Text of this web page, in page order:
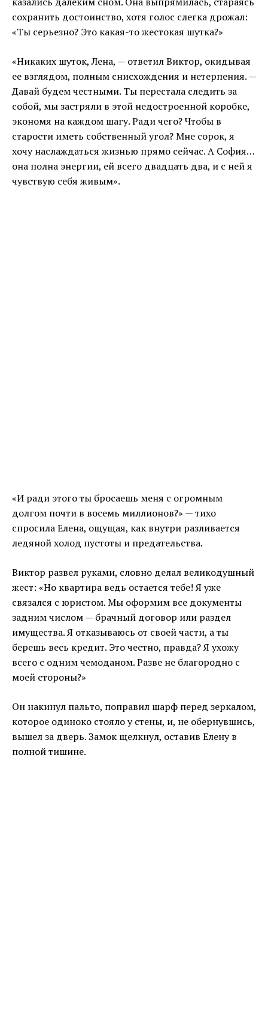
сохранить достоинство, хотя голос слегка дрожал:
«Ты серьезно? Это какая-то жестокая шутка?»
«Никаких шуток, Лена, — ответил Виктор, окидывая
ее взглядом, полным снисхождения и нетерпения. —
Давай будем честными. Ты перестала следить за
собой, мы застряли в этой недостроенной коробке,
экономя на каждом шагу. Ради чего? Чтобы в
старости иметь собственный угол? Мне сорок, я
хочу наслаждаться жизнью прямо сейчас. А София…
она полна энергии, ей всего двадцать два, и с ней я
чувствую себя живым».
«И ради этого ты бросаешь меня с огромным
долгом почти в восемь миллионов?» — тихо
спросила Елена, ощущая, как внутри разливается
ледяной холод пустоты и предательства.
Виктор развел руками, словно делал великодушный
жест: «Но квартира ведь остается тебе! Я уже
связался с юристом. Мы оформим все документы
задним числом — брачный договор или раздел
имущества. Я отказываюсь от своей части, а ты
берешь весь кредит. Это честно, правда? Я ухожу
всего с одним чемоданом. Разве не благородно с
моей стороны?»
Он накинул пальто, поправил шарф перед зеркалом,
которое одиноко стояло у стены, и, не обернувшись,
вышел за дверь. Замок щелкнул, оставив Елену в
полной тишине.